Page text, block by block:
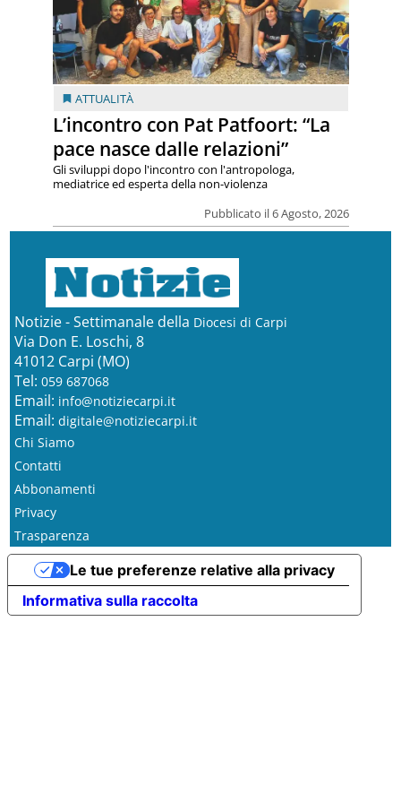
ATTUALITÀ
L’incontro con Pat Patfoort: “La
pace nasce dalle relazioni”
Pubblicato il 6 Agosto, 2026
Gli sviluppi dopo l'incontro con l'antropologa,
mediatrice ed esperta della non-violenza
Notizie - Settimanale della Diocesi di Carpi
Via Don E. Loschi, 8
41012 Carpi (MO)
Tel: 059 687068
Email: info@notiziecarpi.it
Email: digitale@notiziecarpi.it
Chi Siamo
Contatti
Abbonamenti
Privacy
Trasparenza
Informativa sulla raccolta
Le tue preferenze relative alla privacy